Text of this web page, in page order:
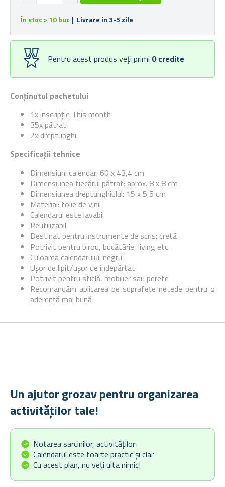
Conținutul pachetului
1x inscripție This month
35x pătrat
2x dreptunghi
Specificații tehnice
Dimensiuni calendar: 60 x 43,4 cm
Dimensiunea fiecărui pătrat: aprox. 8 x 8 cm
Dimensiunea dreptunghiului: 15 x 5,5 cm
Material: folie de vinil
Calendarul este lavabil
Reutilizabil
Destinat pentru instrumente de scris: cretă
Potrivit pentru birou, bucătărie, living etc.
Culoarea calendarului: negru
Ușor de lipit/ușor de îndepărtat
Potrivit pentru sticlă, mobilier sau perete
Recomandăm aplicarea pe suprafețe netede pentru o
aderență mai bună
În stoc > 10 buc | Livrare in 3-5 zile
Pentru acest produs veți primi 0 credite
Un ajutor grozav pentru organizarea
activităților tale!
Notarea sarcinilor, activităților
Calendarul este foarte practic și clar
Cu acest plan, nu veți uita nimic!